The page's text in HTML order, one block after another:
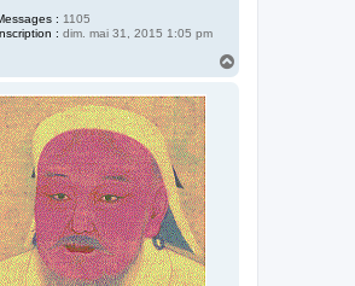
: 1105
: dim. mai 31, 2015 1:05 pm